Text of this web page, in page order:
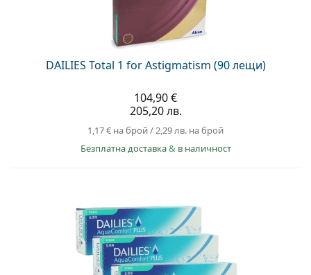
DAILIES Total 1 for Astigmatism (90 лещи)
104,90 €
205,20 лв.
1,17 € на брой/ 2,29 лв. на брой
Безплатна доставка& в наличност